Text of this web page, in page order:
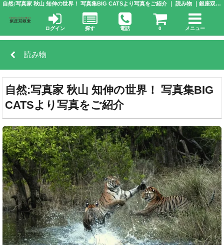
読み物
自然:写真家 秋山 知伸の世界！ 写真集BIG
CATSより写真をご紹介
自然:写真家 秋山 知伸の世界！ 写真集BIG CATSより写真をご紹介 ｜ 読み物 ｜銀座双眼堂 | 株式会社 アドウエーブ
ログイン 探す 電話 0 メニュー